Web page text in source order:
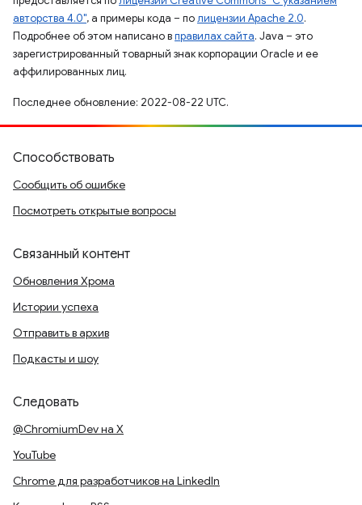
авторства 4.0", а примеры кода – полицензии Apache 2.0.
Подробнее об этом написано вправилах сайта. Java – это
зарегистрированный товарный знак корпорации Oracle и ее
аффилированных лиц.
Последнее обновление: 2022-08-22 UTC.
Способствовать
Сообщить об ошибке
Посмотреть открытые вопросы
Связанный контент
Обновления Хрома
Истории успеха
Отправить в архив
Подкасты и шоу
Следовать
@ChromiumDev на X
YouTube
Chrome для разработчиков на LinkedIn